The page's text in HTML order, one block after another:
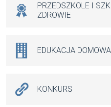
PRZEDSZKOLE I
ZDROWIE
EDUKACJA DOMOWA
KONKURS